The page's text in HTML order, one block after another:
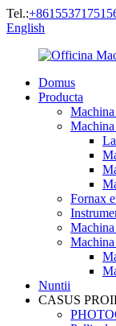
Tel.:
English
Domus
Producta
Fornax
Nuntii
CASUS